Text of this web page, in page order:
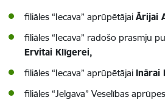
filiāles “Iecava” aprūpētājai Ārijai
filiāles “Iecava” radošo prasmju
Ervitai Klīgerei,
filiāles “Iecava” aprūpētājai Inārai
filiāles “Jelgava” Veselības